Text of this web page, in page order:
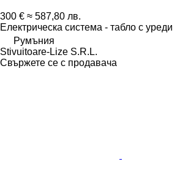
300 € ≈ 587,80 лв.
Електрическа система - табло с уреди
Румъния
Stivuitoare-Lize S.R.L.
Свържете се с продавача